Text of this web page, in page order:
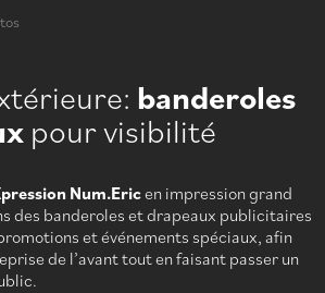
banderoles
pour visibilité
Num.Ericen impression grand
des banderoles et drapeaux publicitaires
et événements spéciaux, afin
de l’avant tout en faisant passer un